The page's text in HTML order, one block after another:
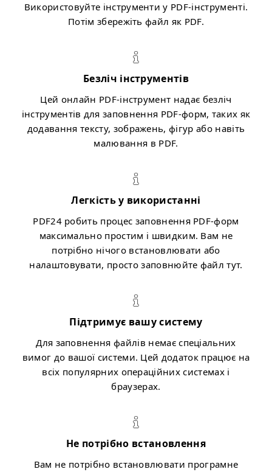
Використовуйте інструменти у PDF-інструменті.
Потім збережіть файл як PDF.
Безліч інструментів
Цей онлайн PDF-інструмент надає безліч
інструментів для заповнення PDF-форм, таких як
додавання тексту, зображень, фігур або навіть
малювання в PDF.
Легкість у використанні
PDF24 робить процес заповнення PDF-форм
максимально простим і швидким. Вам не
потрібно нічого встановлювати або
налаштовувати, просто заповнюйте файл тут.
Підтримує вашу систему
Для заповнення файлів немає спеціальних
вимог до вашої системи. Цей додаток працює на
всіх популярних операційних системах і
браузерах.
Не потрібно встановлення
Вам не потрібно встановлювати програмне